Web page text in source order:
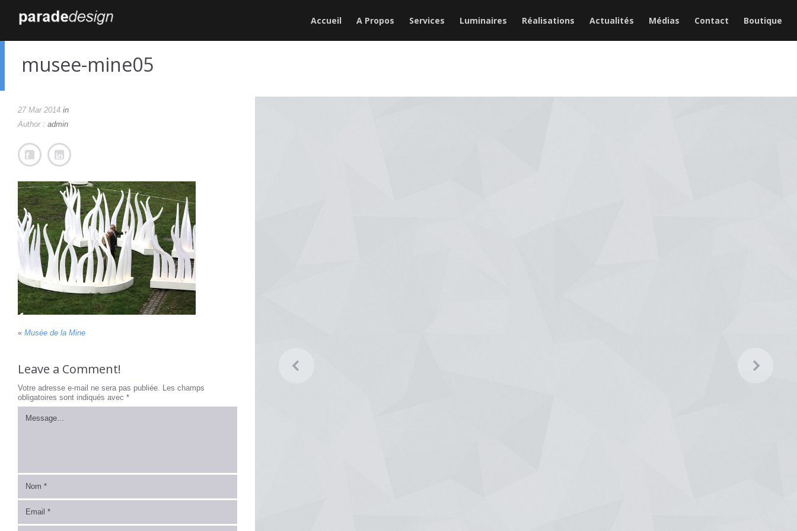
Accueil A Propos Services Luminaires Réalisations Actualités Médias Contact Boutique
musee-mine05
27 Mar 2014 in
Author : admin
« Musée de la Mine
Leave a Comment!
Votre adresse e-mail ne sera pas publiée. Les champs
obligatoires sont indiqués avec *